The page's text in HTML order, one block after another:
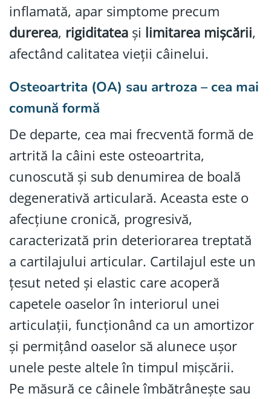
inflamată, apar simptome precum
durerea, rigiditatea și limitarea mișcării,
afectând calitatea vieții câinelui.
Osteoartrita (OA) sau artroza – cea mai
comună formă
De departe, cea mai frecventă formă de
artrită la câini este osteoartrita,
cunoscută și sub denumirea de boală
degenerativă articulară. Aceasta este o
afecțiune cronică, progresivă,
caracterizată prin deteriorarea treptată
a cartilajului articular. Cartilajul este un
țesut neted și elastic care acoperă
capetele oaselor în interiorul unei
articulații, funcționând ca un amortizor
și permițând oaselor să alunece ușor
unele peste altele în timpul mișcării.
Pe măsură ce câinele îmbătrânește sau